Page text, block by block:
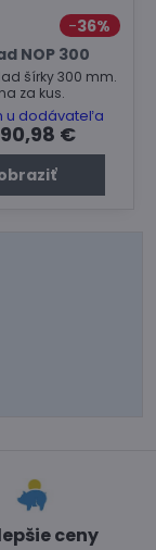
36%
NOP 300
šírky 300 mm.
za kus.
u dodávateľa
€
ceny